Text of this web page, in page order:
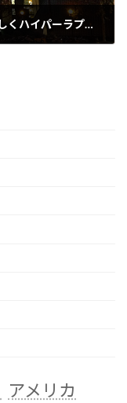
iPhone5Cで夜のクリスマスツリーを怪しくハイパーラプスしてみた！
アメリカ